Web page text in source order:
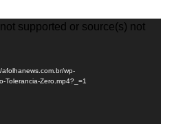
supported or source(s) not
wp-
Tolerancia-Zero.mp4?_=1